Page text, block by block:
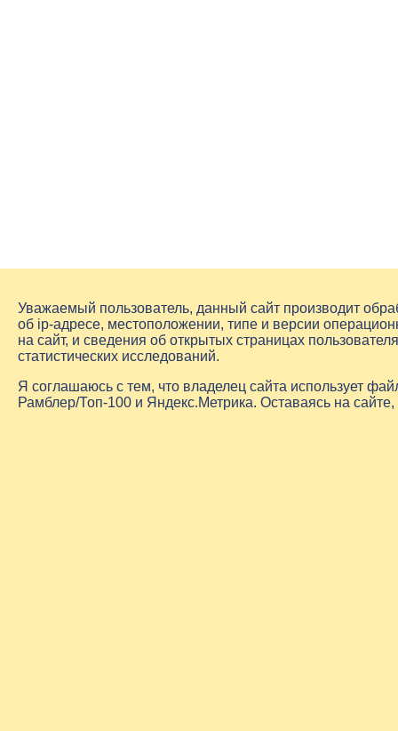
Уважаемый пользователь, данный сайт производит
об ip-адресе, местоположении, типе и версии
на сайт, и сведения об открытых страницах
статистических исследований.
Я соглашаюсь с тем, что владелец сайта использует
Рамблер/Топ-100 и Яндекс.Метрика. Оставаясь на